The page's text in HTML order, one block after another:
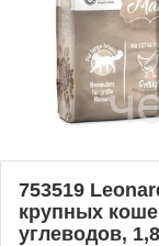
753519
крупных
углеводов,